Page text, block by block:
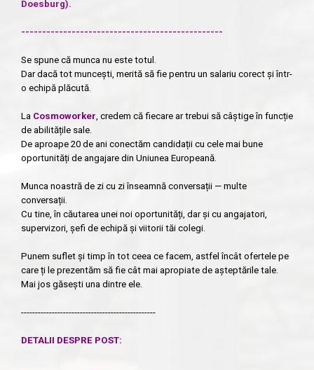
Doesburg).
------------------------------------------------
Se spune că munca nu este totul.
Dar dacă tot muncești, merită să fie pentru un salariu corect și într-
o echipă plăcută.
La Cosmoworker, credem că fiecare ar trebui să câștige în funcție
de abilitățile sale.
De aproape 20 de ani conectăm candidații cu cele mai bune
oportunități de angajare din Uniunea Europeană.
Munca noastră de zi cu zi înseamnă conversații — multe
conversații.
Cu tine, în căutarea unei noi oportunități, dar și cu angajatori,
supervizori, șefi de echipă și viitorii tăi colegi.
Punem suflet și timp în tot ceea ce facem, astfel încât ofertele pe
care ți le prezentăm să fie cât mai apropiate de așteptările tale.
Mai jos găsești una dintre ele.
------------------------------------------------
DETALII DESPRE POST: